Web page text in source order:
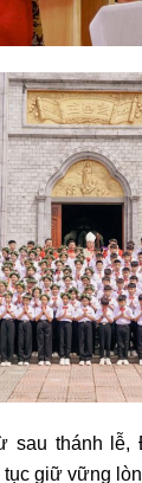
sau thánh
tục giữ vững